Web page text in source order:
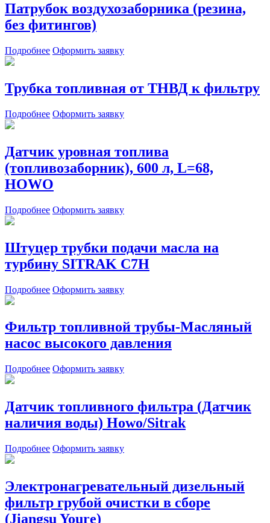
Патрубок воздухозаборника (резина,
без фитингов)
Подробнее Оформить заявку
Трубка топливная от ТНВД к фильтру
Подробнее Оформить заявку
Датчик уровная топлива
(топливозаборник), 600 л, L=68,
HOWO
Подробнее Оформить заявку
Штуцер трубки подачи масла на
турбину SITRAK C7H
Подробнее Оформить заявку
Фильтр топливной трубы-Масляный
насос высокого давления
Подробнее Оформить заявку
Датчик топливного фильтра (Датчик
наличия воды) Howo/Sitrak
Подробнее Оформить заявку
Электронагревательный дизельный
фильтр грубой очистки в сборе
(Jiangsu Youre)